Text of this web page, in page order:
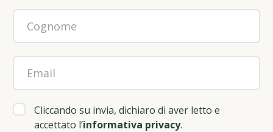
Cliccando su invia, dichiaro di aver letto e
accettato l’informativa privacy.